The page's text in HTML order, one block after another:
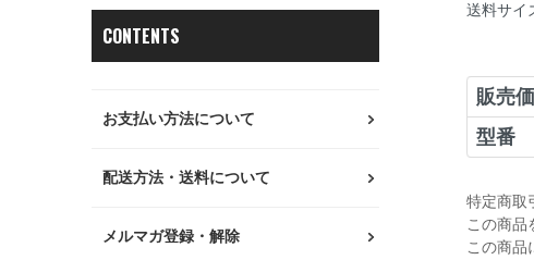
送料サイ
販売
型番
特定商取
この商品
この商品
CONTENTS
お支払い方法について
配送方法・送料について
メルマガ登録・解除